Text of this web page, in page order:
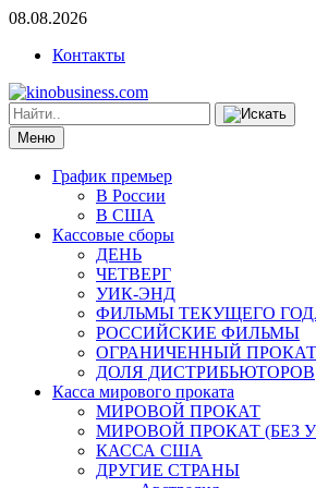
08.08.2026
Контакты
Меню
График премьер
В России
В США
Кассовые сборы
ДЕНЬ
ЧЕТВЕРГ
УИК-ЭНД
ФИЛЬМЫ ТЕКУЩЕГО
РОССИЙСКИЕ ФИЛЬМЫ
ОГРАНИЧЕННЫЙ ПРОКАТ
ДОЛЯ ДИСТРИБЬЮТОРОВ
Касса мирового проката
МИРОВОЙ ПРОКАТ
МИРОВОЙ ПРОКАТ (БЕЗ
КАССА США
ДРУГИЕ СТРАНЫ